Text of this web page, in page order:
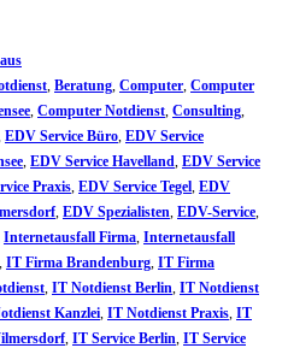
Beratung Computer Computer
Computer Notdienst Consulting
EDV Service Büro EDV Service
EDV Service Havelland EDV Service
Praxis EDV Service Tegel EDV
, EDV Spezialisten EDV-Service
Internetausfall Firma Internetausfall
IT Firma Brandenburg IT Firma
IT Notdienst Berlin IT Notdienst
Kanzlei IT Notdienst Praxis IT
, IT Service Berlin IT Service